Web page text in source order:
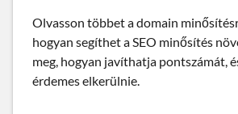
Olvasson többet a domain
hogyan segíthet a SEO minősítés
meg, hogyan javíthatja pontszámát,
érdemes elkerülnie.